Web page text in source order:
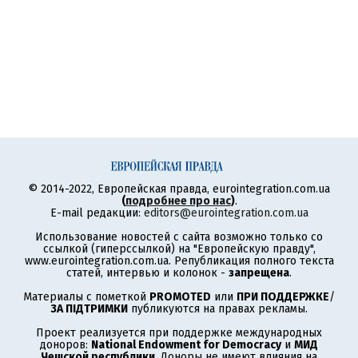
© 2014-2022, Европейская правда, eurointegration.com.ua
(подробнее про нас).
E-mail редакции: editors@eurointegration.com.ua
Использование новостей с сайта возможно только со
ссылкой (гиперссылкой) на "Европейскую правду",
www.eurointegration.com.ua. Републикация полного текста
статей, интервью и колонок - запрещена.
Материалы с пометкой PROMOTED или ПРИ ПОДДЕРЖКЕ/
ЗА ПІДТРИМКИ публикуются на правах рекламы.
Проект реализуется при поддержке международных
доноров: National Endowment for Democracyи МИД